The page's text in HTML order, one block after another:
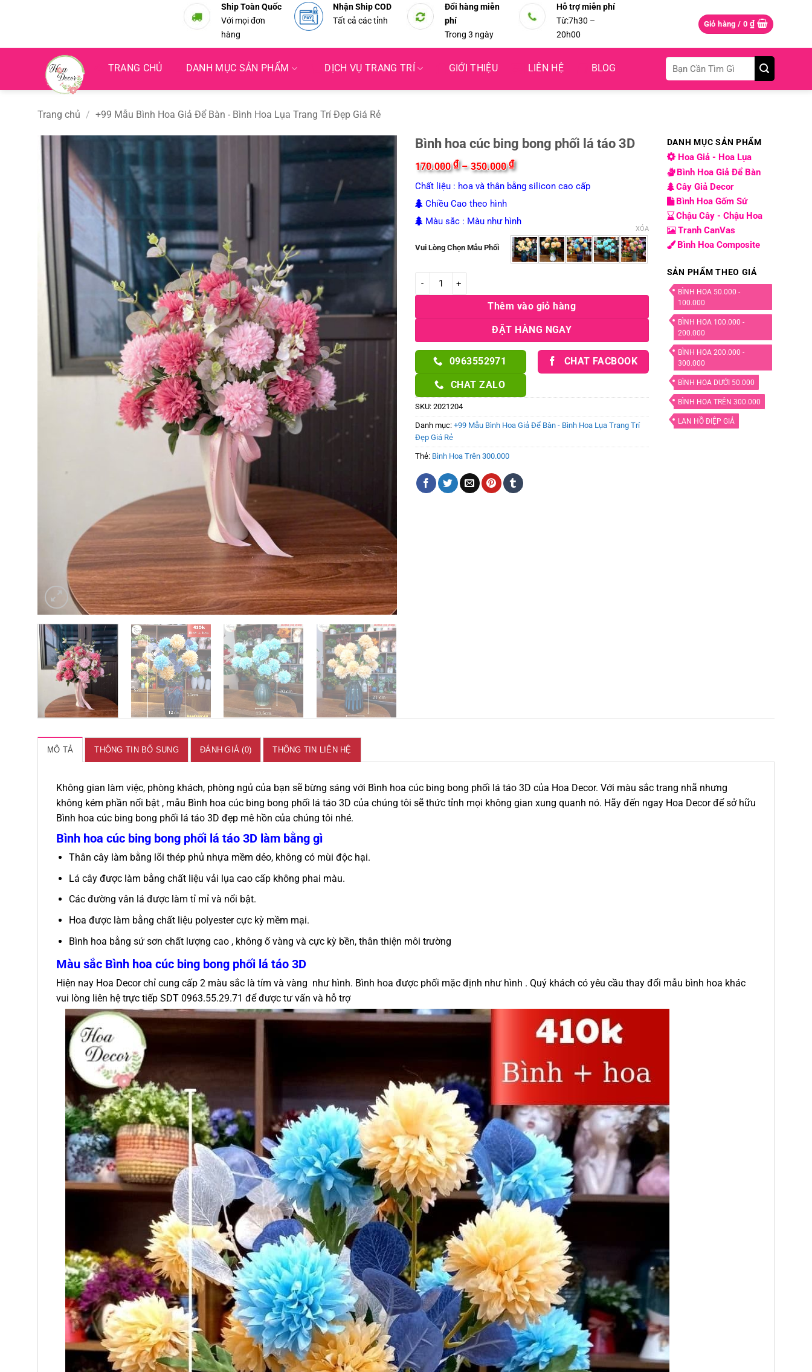
Ship Toàn Quốc
Với mọi đơn
hàng
Nhận Ship COD
Tất cả các tỉnh
Đổi hàng miễn
phí
Trong 3 ngày
Hỗ trợ miễn phí
Từ:7h30 –
20h00
Giỏ hàng / 0 ₫
TRANG CHỦ DANH MỤC SẢN PHẨM DỊCH VỤ TRANG TRÍ GIỚI THIỆU LIÊN HỆ BLOG
Tìm
kiếm:
Trang chủ / +99 Mẫu Bình Hoa Giả Để Bàn - Bình Hoa Lụa Trang Trí Đẹp Giá Rẻ
Bình hoa cúc bing bong phối lá táo 3D
170.000₫ – 350.000₫Khoảng
giá:
từ
170.000 ₫
Chất liệu : hoa và thân bằng silicon cao cấp
Chiều Cao theo hình
Màu sắc : Màu như hình
Vui Lòng Chọn Mẫu Phối
XÓA
Bình hoa cúc bing bong phối lá táo 3D số lượng
Thêm vào giỏ hàng
ĐẶT HÀNG NGAY
0963552971 CHAT FACBOOK
CHAT ZALO
SKU: 2021204
Danh mục: +99 Mẫu Bình Hoa Giả Để Bàn - Bình Hoa Lụa Trang Trí
Đẹp Giá Rẻ
Thẻ: Bình Hoa Trên 300.000
DANH MỤC SẢN PHẨM
Hoa Giả - Hoa Lụa
Bình Hoa Giả Để Bàn
Cây Giả Decor
Bình Hoa Gốm Sứ
Chậu Cây - Chậu Hoa
Tranh CanVas
Bình Hoa Composite
SẢN PHẨM THEO GIÁ
BÌNH HOA 50.000 -
100.000
BÌNH HOA 100.000 -
200.000
BÌNH HOA 200.000 -
300.000
BÌNH HOA DƯỚI 50.000
BÌNH HOA TRÊN 300.000
LAN HỒ ĐIỆP GIẢ
MÔ TẢ THÔNG TIN BỔ SUNG ĐÁNH GIÁ (0) THÔNG TIN LIÊN HỆ
Không gian làm việc, phòng khách, phòng ngủ của bạn sẽ bừng sáng với Bình hoa cúc bing bong phối lá táo 3D của Hoa Decor. Với màu sắc trang nhã nhưng
không kém phần nổi bật , mẫu Bình hoa cúc bing bong phối lá táo 3D của chúng tôi sẽ thức tỉnh mọi không gian xung quanh nó. Hãy đến ngay Hoa Decor để sở hữu
Bình hoa cúc bing bong phối lá táo 3D đẹp mê hồn của chúng tôi nhé.
Bình hoa cúc bing bong phối lá táo 3D làm bằng gì
Thân cây làm bằng lõi thép phủ nhựa mềm dẻo, không có mùi độc hại.
Lá cây được làm bằng chất liệu vải lụa cao cấp không phai màu.
Các đường vân lá được làm tỉ mỉ và nổi bật.
Hoa được làm bằng chất liệu polyester cực kỳ mềm mại.
Bình hoa bằng sứ sơn chất lượng cao , không ố vàng và cực kỳ bền, thân thiện môi trường
Màu sắc Bình hoa cúc bing bong phối lá táo 3D
Hiện nay Hoa Decor chỉ cung cấp 2 màu sắc là tím và vàng như hình. Bình hoa được phối mặc định như hình . Quý khách có yêu cầu thay đổi mẫu bình hoa khác
vui lòng liên hệ trực tiếp SDT 0963.55.29.71 để được tư vấn và hỗ trợ